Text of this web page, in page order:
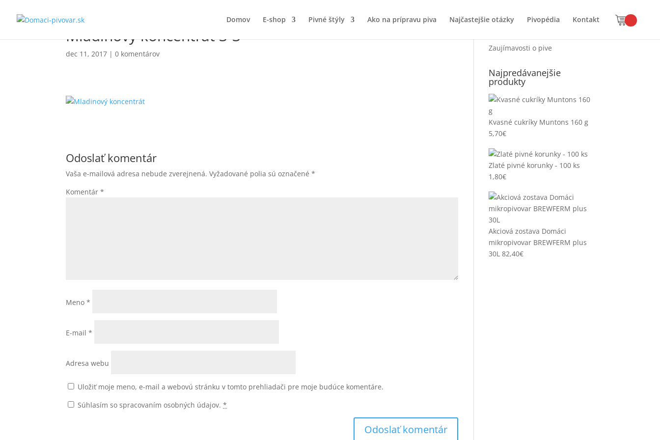
Domov E-shop Pivné štýly Ako na prípravu piva Najčastejšie otázky Pivopédia Kontakt
Mladinový koncentrát 3-3
dec 11, 2017 |0 komentárov
Odoslať komentár
Vaša e-mailová adresa nebude zverejnená. Vyžadované polia sú označené*
Komentár*
Meno*
E-mail*
Adresa webu
Uložiť moje meno, e-mail a webovú stránku v tomto prehliadači pre moje budúce komentáre.
Súhlasím so spracovaním osobných údajov.*
Zaujímavosti o pive
Najpredávanejšie
produkty
Kvasné cukríky Muntons 160 g
5,70€
Zlaté pivné korunky - 100 ks
1,80€
Akciová zostava Domáci
mikropivovar BREWFERM plus
30L 82,40€